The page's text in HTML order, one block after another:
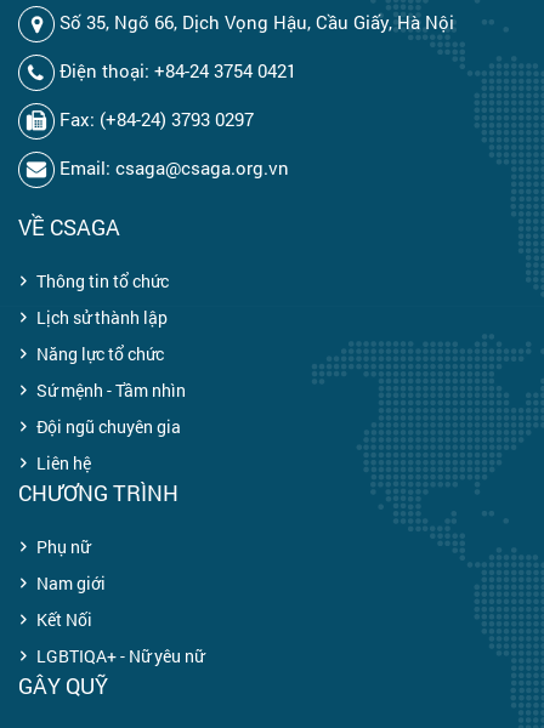
Số 35, Ngõ 66, Dịch Vọng Hậu, Cầu Giấy, Hà Nội
Điện thoại: +84-24 3754 0421
Fax: (+84-24) 3793 0297
Email: csaga@csaga.org.vn
VỀ CSAGA
Thông tin tổ chức
Lịch sử thành lập
Năng lực tổ chức
Sứ mệnh - Tầm nhìn
Đội ngũ chuyên gia
Liên hệ
CHƯƠNG TRÌNH
Phụ nữ
Nam giới
Kết Nối
LGBTIQA+ - Nữ yêu nữ
GÂY QUỸ